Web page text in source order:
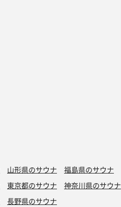
山形県のサウナ 福島県のサウナ
東京都のサウナ 神奈川県のサウナ
長野県のサウナ